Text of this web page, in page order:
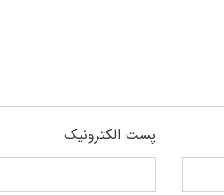
پست الکترونیک